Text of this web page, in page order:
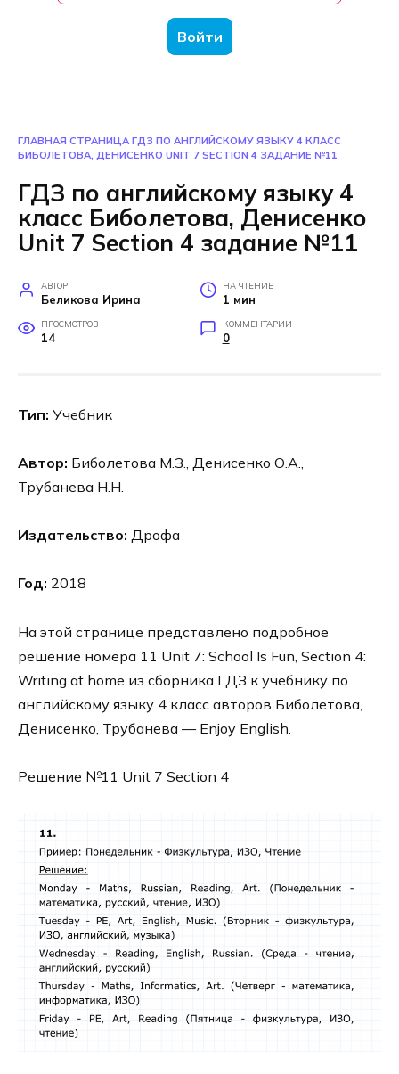
Войти
ГЛАВНАЯ СТРАНИЦА ГДЗ ПО АНГЛИЙСКОМУ ЯЗЫКУ 4 КЛАСС
БИБОЛЕТОВА, ДЕНИСЕНКО UNIT 7 SECTION 4 ЗАДАНИЕ №11
ГДЗ по английскому языку 4
класс Биболетова, Денисенко
Unit 7 Section 4 задание №11
АВТОР
Беликова Ирина
НА ЧТЕНИЕ
1 мин
ПРОСМОТРОВ
14
КОММЕНТАРИИ
0
Тип: Учебник
Автор: Биболетова М.З., Денисенко О.А.,
Трубанева Н.Н.
Издательство: Дрофа
Год: 2018
На этой странице представлено подробное
решение номера 11 Unit 7: School Is Fun, Section 4:
Writing at home из сборника ГДЗ к учебнику по
английскому языку 4 класс авторов Биболетова,
Денисенко, Трубанева — Enjoy English.
Решение №11 Unit 7 Section 4